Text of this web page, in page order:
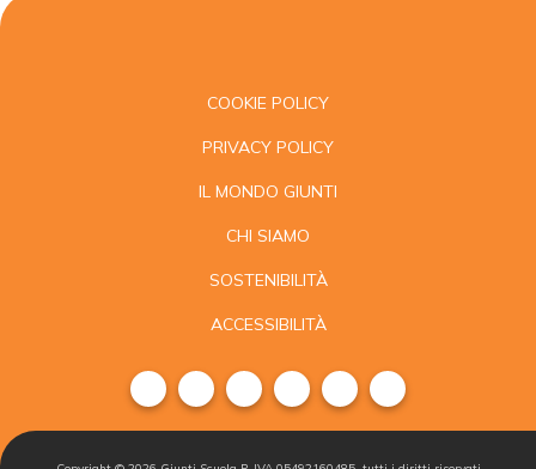
COOKIE POLICY
PRIVACY POLICY
IL MONDO GIUNTI
CHI SIAMO
SOSTENIBILITÀ
ACCESSIBILITÀ